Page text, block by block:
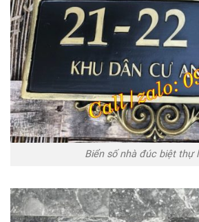
Biển số nhà đúc biệt thự